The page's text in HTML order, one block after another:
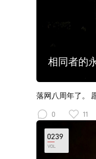
相同者的
落网八周年了。
0 11
0239
VOL